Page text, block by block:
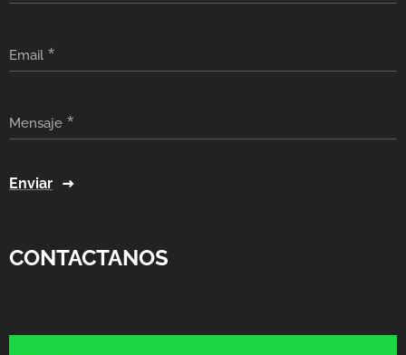
Email
Mensaje
Enviar
CONTACTANOS